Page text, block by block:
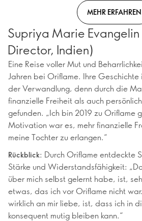
MEHR ERFAHREN
Supriya Marie
Director, Indien)
Eine Reise voller Mut und
Jahren bei Oriflame. Ihre
der Verwandlung, denn durch die
finanzielle Freiheit als auch
gefunden. „Ich bin 2019 zu Oriflame
Motivation war es, mehr finanzielle
meine Tochter zu erlangen.“
Rückblick: Durch Oriflame entdeckte
Stärke und Widerstandsfähigkeit:
über mich selbst gelernt habe, ist,
etwas, das ich vor Oriflame nicht
wirklich an mir liebe, ist, dass ich in
konsequent mutig bleiben kann.“